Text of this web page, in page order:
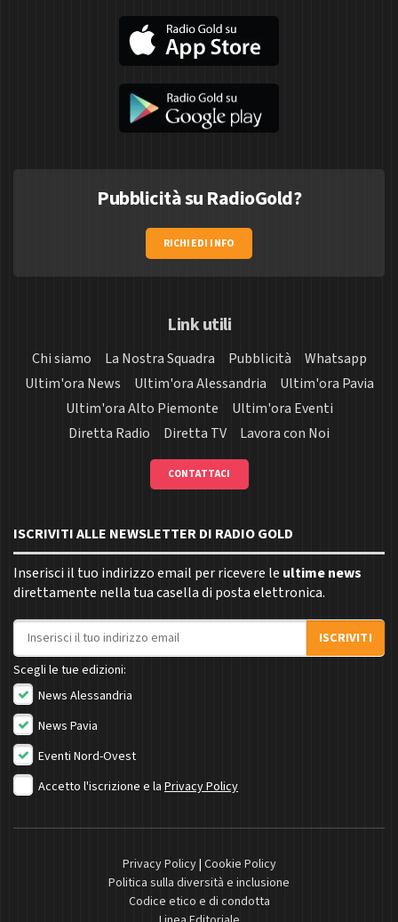
Pubblicità su RadioGold?
RICHIEDI INFO
Link utili
Chi siamo La Nostra Squadra Pubblicità
Whatsapp
Ultim'ora News
Ultim'ora Alessandria
Ultim'ora Pavia
Ultim'ora Alto Piemonte
Ultim'ora Eventi
Diretta Radio
Diretta TV Lavora con Noi
CONTATTACI
ISCRIVITI ALLE NEWSLETTER DI RADIO GOLD
Inserisci il tuo indirizzo email per ricevere le ultime news
direttamente nella tua casella di posta elettronica.
Indirizzo email
ISCRIVITI
Scegli le tue edizioni:
News Alessandria
News Pavia
Eventi Nord-Ovest
Accetto l'iscrizione e la Privacy Policy
Privacy Policy| Cookie Policy
Politica sulla diversità e inclusione
Codice etico e di condotta